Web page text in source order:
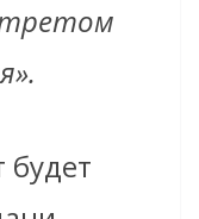
будет